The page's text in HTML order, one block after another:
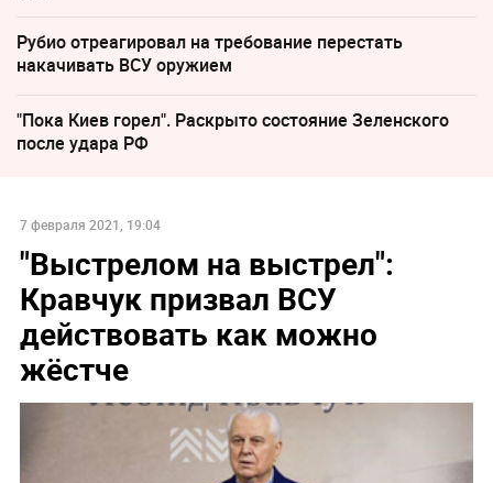
Рубио отреагировал на требование перестать
накачивать ВСУ оружием
"Пока Киев горел". Раскрыто состояние Зеленского
после удара РФ
7 февраля 2021, 19:04
"Выстрелом на выстрел":
Кравчук призвал ВСУ
действовать как можно
жёстче